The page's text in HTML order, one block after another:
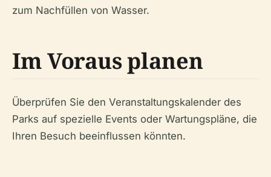
zum Nachfüllen von Wasser.
Im Voraus planen
Überprüfen Sie den Veranstaltungskalender des
Parks auf spezielle Events oder Wartungspläne, die
Ihren Besuch beeinflussen könnten.